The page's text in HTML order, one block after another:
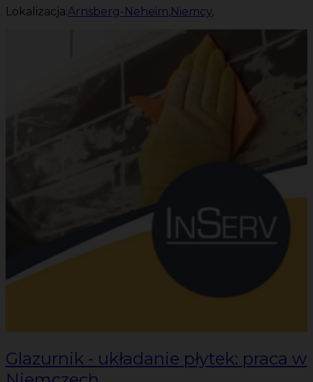
Lokalizacja:Arnsberg-Neheim,Niemcy,
Glazurnik - układanie płytek: praca w